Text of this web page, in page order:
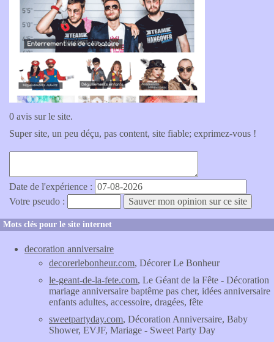
0 avis sur le site.
Super site, un peu déçu, pas content, site fiable; exprimez-vous !
Date de l'expérience :
Votre pseudo :
Mots clés pour le site internet
decoration anniversaire
decorerlebonheur.com, Décorer Le Bonheur
le-geant-de-la-fete.com, Le Géant de la Fête - Décoration
mariage anniversaire baptême pas cher, idées anniversaire
enfants adultes, accessoire, dragées, fête
sweetpartyday.com, Décoration Anniversaire, Baby
Shower, EVJF, Mariage - Sweet Party Day